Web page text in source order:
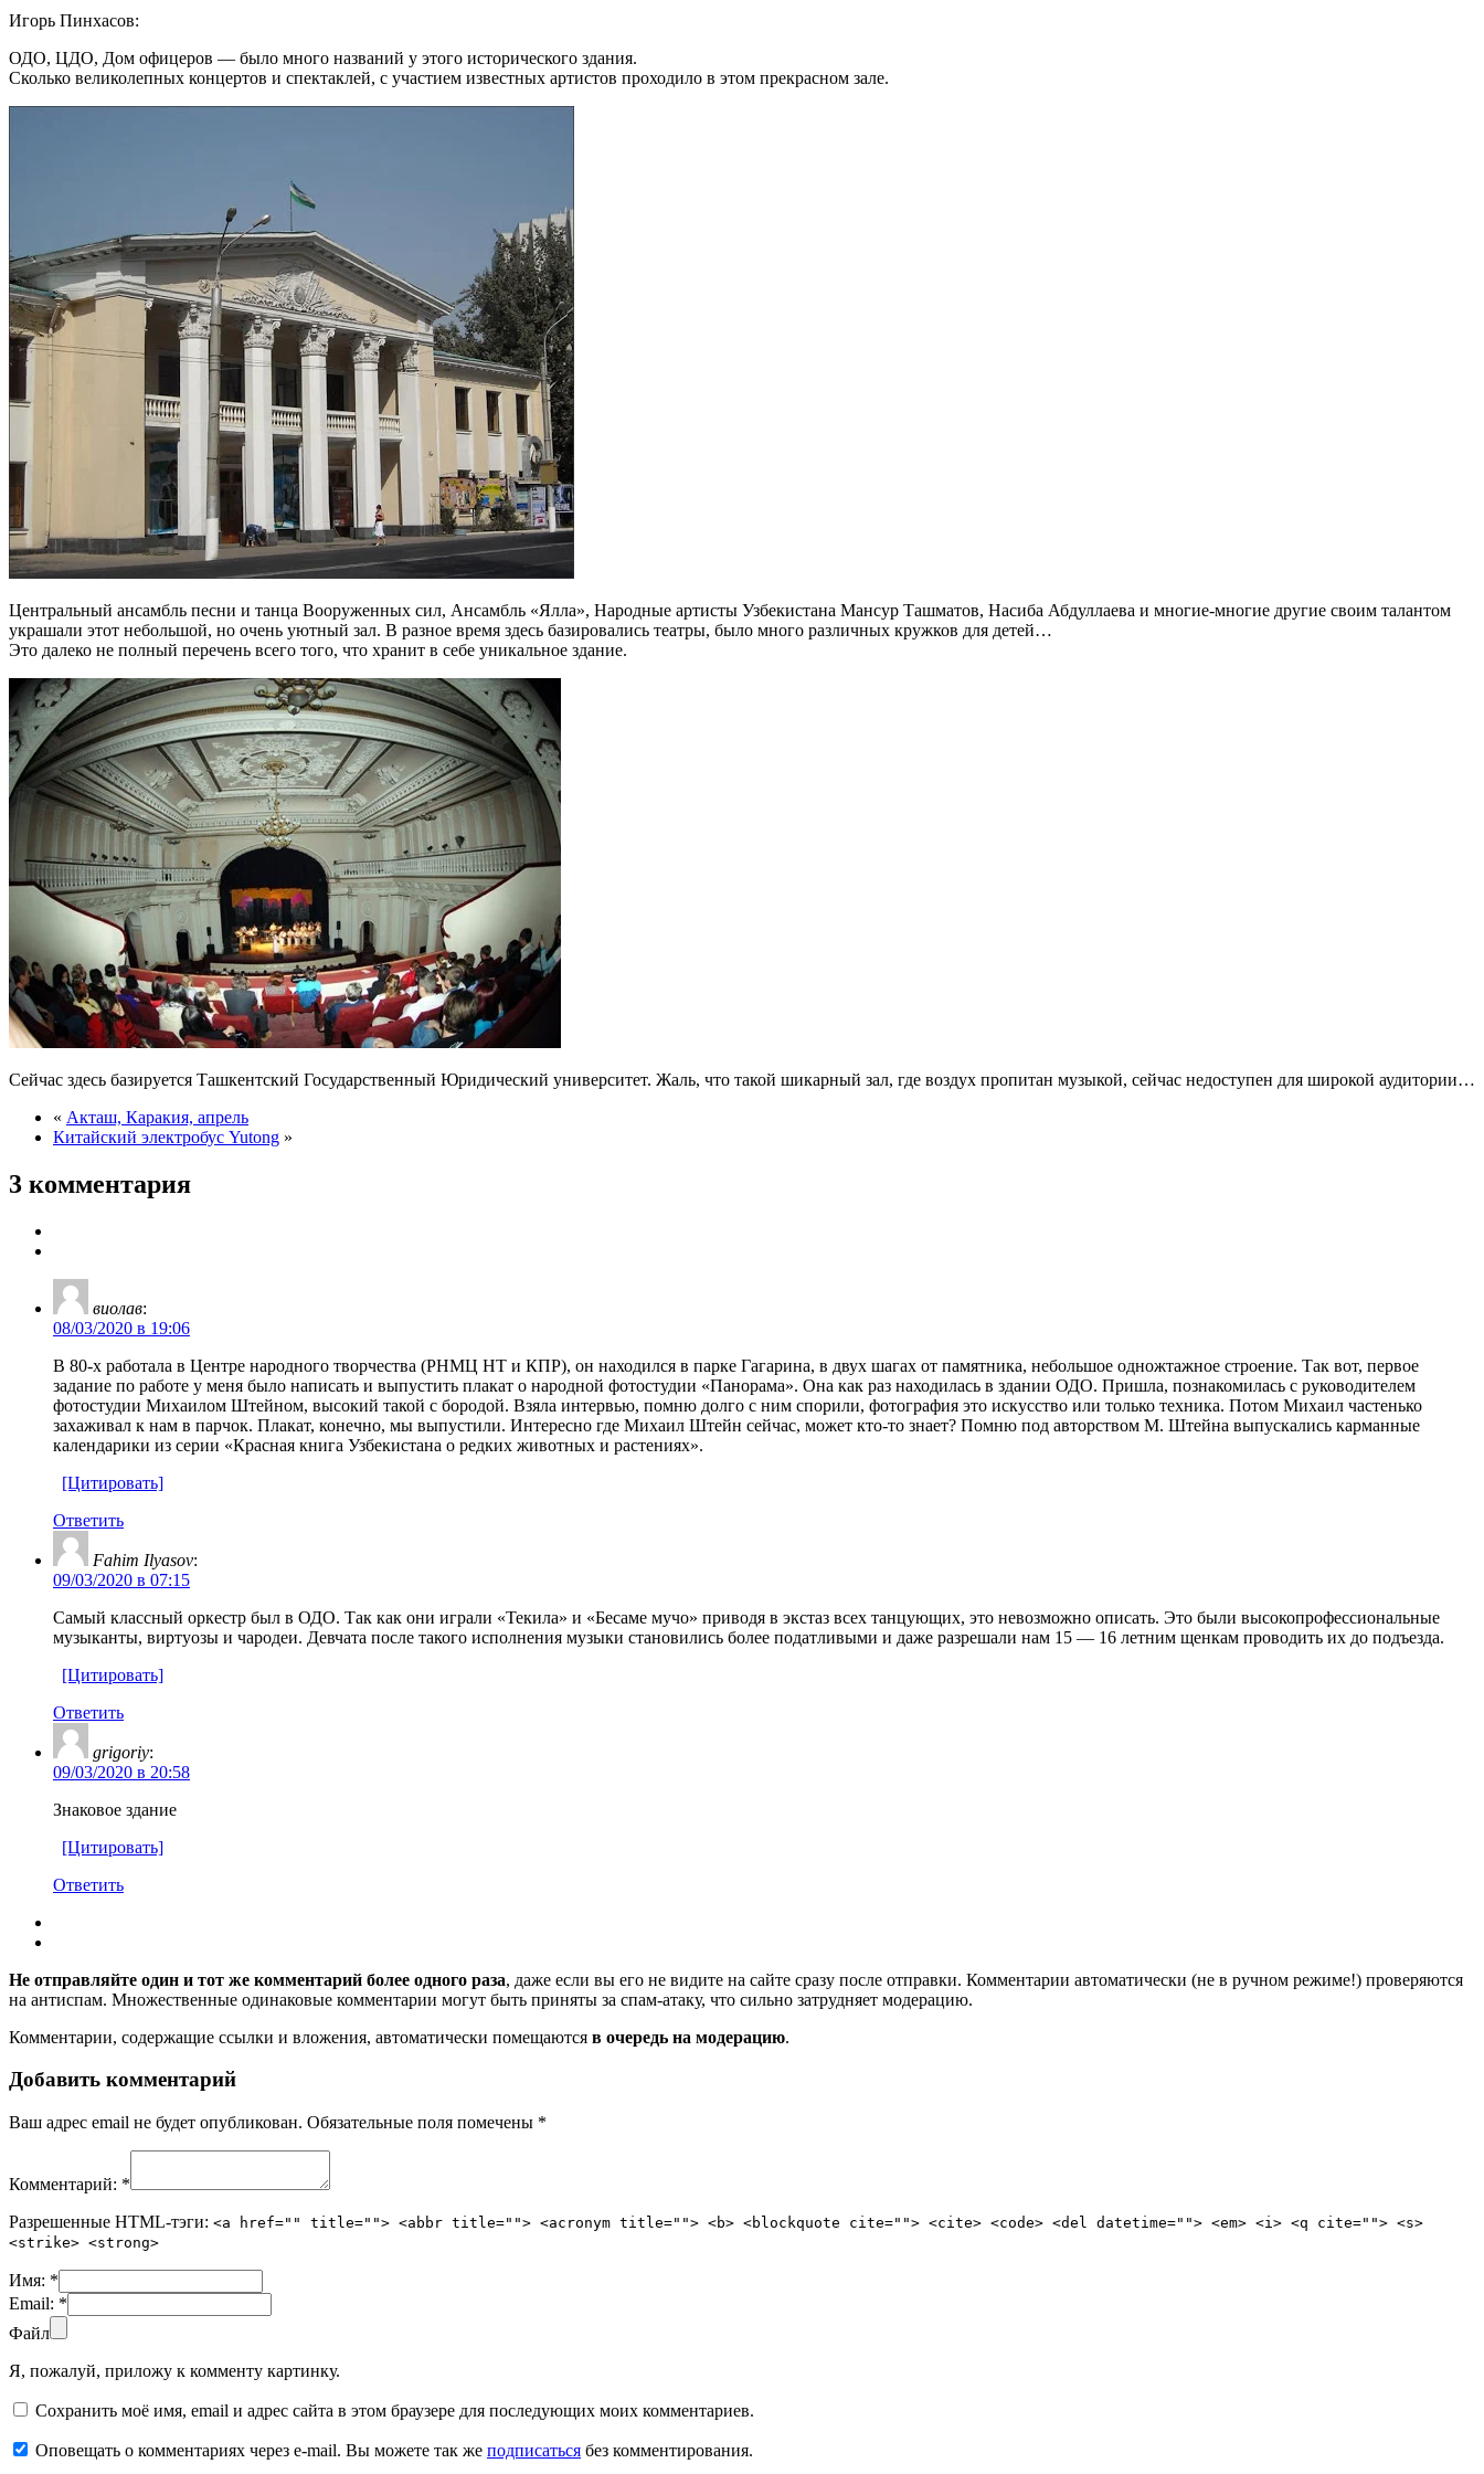
Игорь Пинхасов:
ОДО, ЦДО, Дом офицеров — было много названий у этого исторического здания.
Сколько великолепных концертов и спектаклей, с участием известных артистов проходило в этом прекрасном зале.
Центральный ансамбль песни и танца Вооруженных сил, Ансамбль «Ялла», Народные артисты Узбекистана Мансур Ташматов, Насиба Абдуллаева и многие-многие другие своим талантом
украшали этот небольшой, но очень уютный зал. В разное время здесь базировались театры, было много различных кружков для детей…
Это далеко не полный перечень всего того, что хранит в себе уникальное здание.
Сейчас здесь базируется Ташкентский Государственный Юридический университет. Жаль, что такой шикарный зал, где воздух пропитан музыкой, сейчас недоступен для широкой аудитории…
« Акташ, Каракия, апрель
Китайский электробус Yutong »
3 комментария
виолав:
08/03/2020 в 19:06
В 80-х работала в Центре народного творчества (РНМЦ НТ и КПР), он находился в парке Гагарина, в двух шагах от памятника, небольшое одножтажное строение. Так вот, первое
задание по работе у меня было написать и выпустить плакат о народной фотостудии «Панорама». Она как раз находилась в здании ОДО. Пришла, познакомилась с руководителем
фотостудии Михаилом Штейном, высокий такой с бородой. Взяла интервью, помню долго с ним спорили, фотография это искусство или только техника. Потом Михаил частенько
захаживал к нам в парчок. Плакат, конечно, мы выпустили. Интересно где Михаил Штейн сейчас, может кто-то знает? Помню под авторством М. Штейна выпускались карманные
календарики из серии «Красная книга Узбекистана о редких животных и растениях».
[Цитировать]
Ответить
Fahim Ilyasov:
09/03/2020 в 07:15
Самый классный оркестр был в ОДО. Так как они играли «Текила» и «Бесаме мучо» приводя в экстаз всех танцующих, это невозможно описать. Это были высокопрофессиональные
музыканты, виртуозы и чародеи. Девчата после такого исполнения музыки становились более податливыми и даже разрешали нам 15 — 16 летним щенкам проводить их до подъезда.
[Цитировать]
Ответить
grigoriy:
09/03/2020 в 20:58
Знаковое здание
[Цитировать]
Ответить
Не отправляйте один и тот же комментарий более одного раза, даже если вы его не видите на сайте сразу после отправки. Комментарии автоматически (не в ручном режиме!) проверяются
на антиспам. Множественные одинаковые комментарии могут быть приняты за спам-атаку, что сильно затрудняет модерацию.
Комментарии, содержащие ссылки и вложения, автоматически помещаются в очередь на модерацию.
Добавить комментарий
Ваш адрес email не будет опубликован. Обязательные поля помечены *
Комментарий: *
Разрешенные HTML-тэги: <a href="" title=""> <abbr title=""> <acronym title=""> <b> <blockquote cite=""> <cite> <code> <del datetime=""> <em> <i> <q cite=""> <s>
<strike> <strong>
Имя: *
Email: *
Файл
Я, пожалуй, приложу к комменту картинку.
Сохранить моё имя, email и адрес сайта в этом браузере для последующих моих комментариев.
Оповещать о комментариях через e-mail. Вы можете так же подписаться без комментирования.